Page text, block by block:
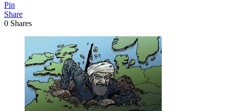
Pin
Share
0 Shares